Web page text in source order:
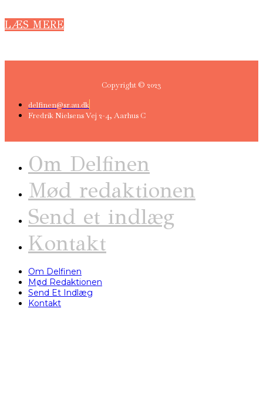
LÆS MERE
Copyright © 2023
delfinen@sr.au.dk
Fredrik Nielsens Vej 2-4, Aarhus C
Om Delfinen
Mød redaktionen
Send et indlæg
Kontakt
Om Delfinen
Mød Redaktionen
Send Et Indlæg
Kontakt